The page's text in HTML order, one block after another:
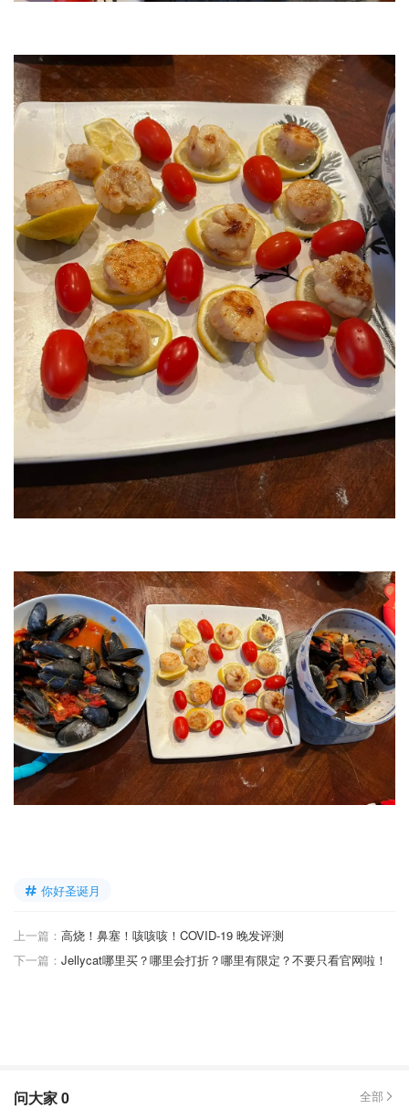
你好圣诞月
上一篇： 高烧！鼻塞！咳咳咳！COVID-19 晚发评测
下一篇： Jellycat哪里买？哪里会打折？哪里有限定？不要只看官网啦！
问大家0 全部